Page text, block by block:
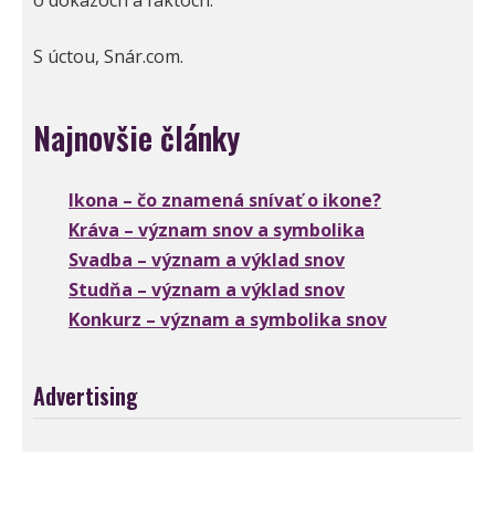
S úctou, Snár.com.
Najnovšie články
Ikona – čo znamená snívať o ikone?
Kráva – význam snov a symbolika
Svadba – význam a výklad snov
Studňa – význam a výklad snov
Konkurz – význam a symbolika snov
Advertising